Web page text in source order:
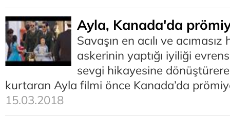
Ayla, Kanada'da
Savaşın en acılı ve
askerinin yaptığı iyiliği
sevgi hikayesine
kurtaran Ayla filmi önce Kanada’da
15.03.2018